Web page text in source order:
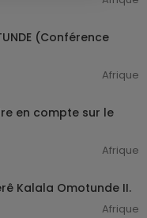
(Conférence
Afrique
en compte sur le
Afrique
Kalala Omotunde II.
Afrique